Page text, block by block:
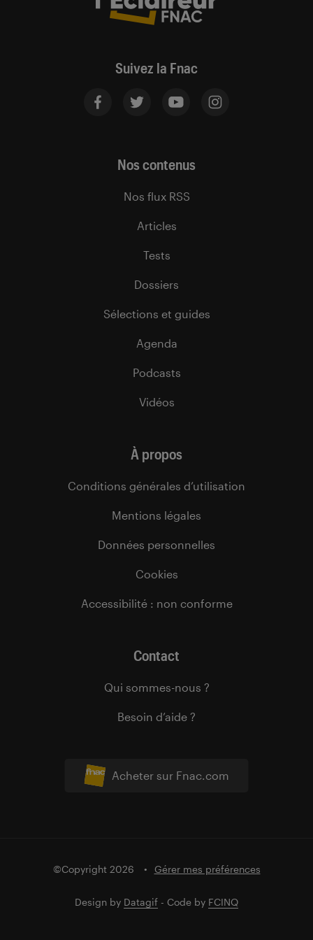
Suivez la Fnac
Acheter sur Fnac.com
Nos contenus
Nos flux RSS
Articles
Tests
Dossiers
Sélections et guides
Agenda
Podcasts
Vidéos
À propos
Conditions générales d’utilisation
Mentions légales
Données personnelles
Cookies
Accessibilité : non conforme
Contact
Qui sommes-nous ?
Besoin d’aide ?
©Copyright 2026 Gérer mes préférences
Design by Datagif - Code by FCINQ